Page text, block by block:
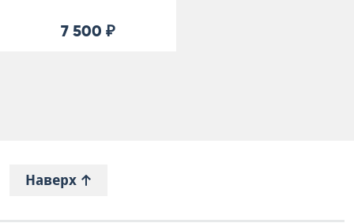
7 500 ₽
Наверх